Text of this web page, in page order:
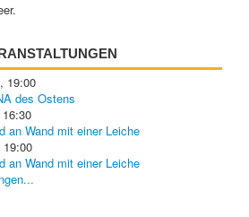
, 19:00
des Ostens
16:30
an Wand mit einer Leiche
19:00
an Wand mit einer Leiche